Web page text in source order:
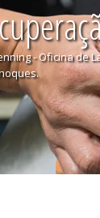
- Oficina de